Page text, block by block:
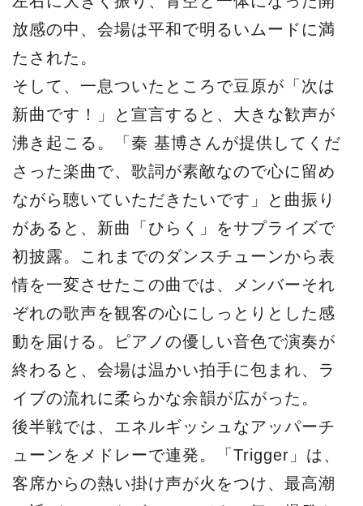
放感の中、会場は平和で明るいムードに満
たされた。
そして、一息ついたところで豆原が「次は
新曲です！」と宣言すると、大きな歓声が
沸き起こる。「秦 基博さんが提供してくだ
さった楽曲で、歌詞が素敵なので心に留め
ながら聴いていただきたいです」と曲振り
があると、新曲「ひらく」をサプライズで
初披露。これまでのダンスチューンから表
情を一変させたこの曲では、メンバーそれ
ぞれの歌声を観客の心にしっとりとした感
動を届ける。ピアノの優しい音色で演奏が
終わると、会場は温かい拍手に包まれ、ラ
イブの流れに柔らかな余韻が広がった。
後半戦では、エネルギッシュなアッパーチ
ューンをメドレーで連発。「Trigger」は、
客席からの熱い掛け声が火をつけ、最高潮